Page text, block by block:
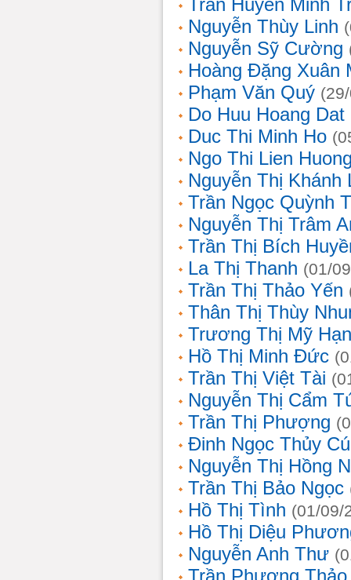
Trần Huyền Minh
Nguyễn Thùy Linh
Nguyễn Sỹ Cường
Hoàng Đặng Xuân
Phạm Văn Quý
Do Huu Hoang Dat
Duc Thi Minh Ho
Ngo Thi Lien
Nguyễn Thị Khánh
Trần Ngọc Quỳnh
Nguyễn Thị Trâm
Trần Thị Bích
La Thị Thanh (01/
Trần Thị Thảo Yến
Thân Thị Thùy
Trương Thị Mỹ
Hồ Thị Minh Đức
Trần Thị Việt Tài
Nguyễn Thị Cẩm
Trần Thị Phượng
Đinh Ngọc Thủy
Nguyễn Thị Hồng
Trần Thị Bảo Ngọc
Hồ Thị Tình (01/09/
Hồ Thị Diệu
Nguyễn Anh Thư
Trần Phương Thảo